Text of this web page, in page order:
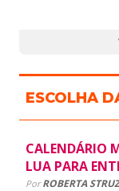
ESCOLHA
CALENDÁRIO
LUA PARA
Por ROBERTA